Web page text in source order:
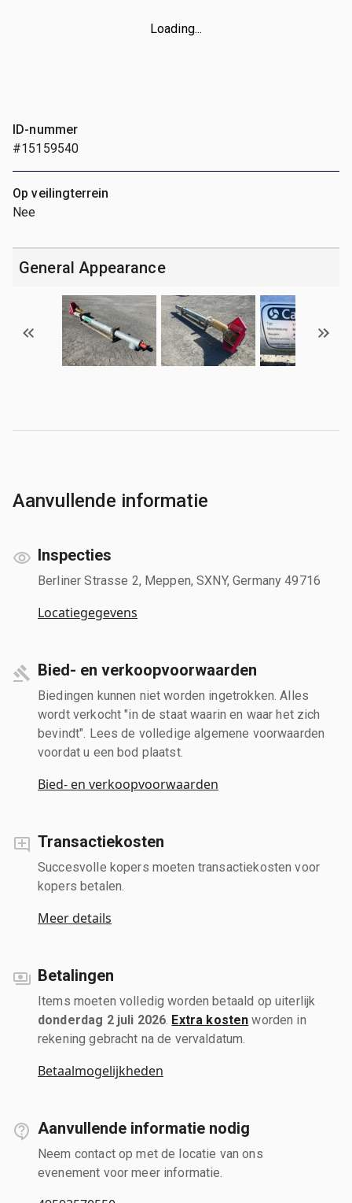
Loading...
ID-nummer
#15159540
Op veilingterrein
Nee
General Appearance
Aanvullende informatie
Inspecties
Berliner Strasse 2, Meppen, SXNY, Germany 49716
Locatiegegevens
Bied- en verkoopvoorwaarden
Biedingen kunnen niet worden ingetrokken. Alles
wordt verkocht "in de staat waarin en waar het zich
bevindt". Lees de volledige algemene voorwaarden
voordat u een bod plaatst.
Bied- en verkoopvoorwaarden
Transactiekosten
Succesvolle kopers moeten transactiekosten voor
kopers betalen.
Meer details
Betalingen
Items moeten volledig worden betaald op uiterlijk
donderdag 2 juli 2026 Extra kosten worden in
rekening gebracht na de vervaldatum.
Betaalmogelijkheden
Aanvullende informatie nodig
Neem contact op met de locatie van ons
evenement voor meer informatie.